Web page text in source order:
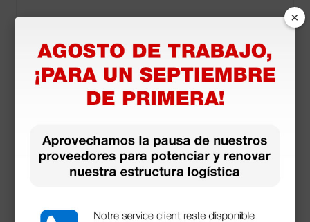
Conector del auricular: salida de audio por auricular
opcional
• Medidas: 150 mm 75 mm
• Peso: 299 g (sonda incluida)
×